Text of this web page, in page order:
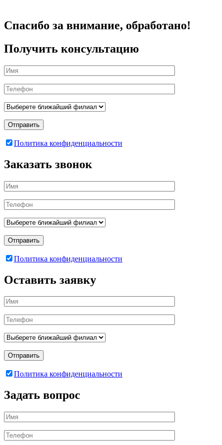
Спасибо за внимание, обработано!
Получить консультацию
Отправить
Политика конфиденциальности
Заказать звонок
Отправить
Политика конфиденциальности
Оставить заявку
Отправить
Политика конфиденциальности
Задать вопрос